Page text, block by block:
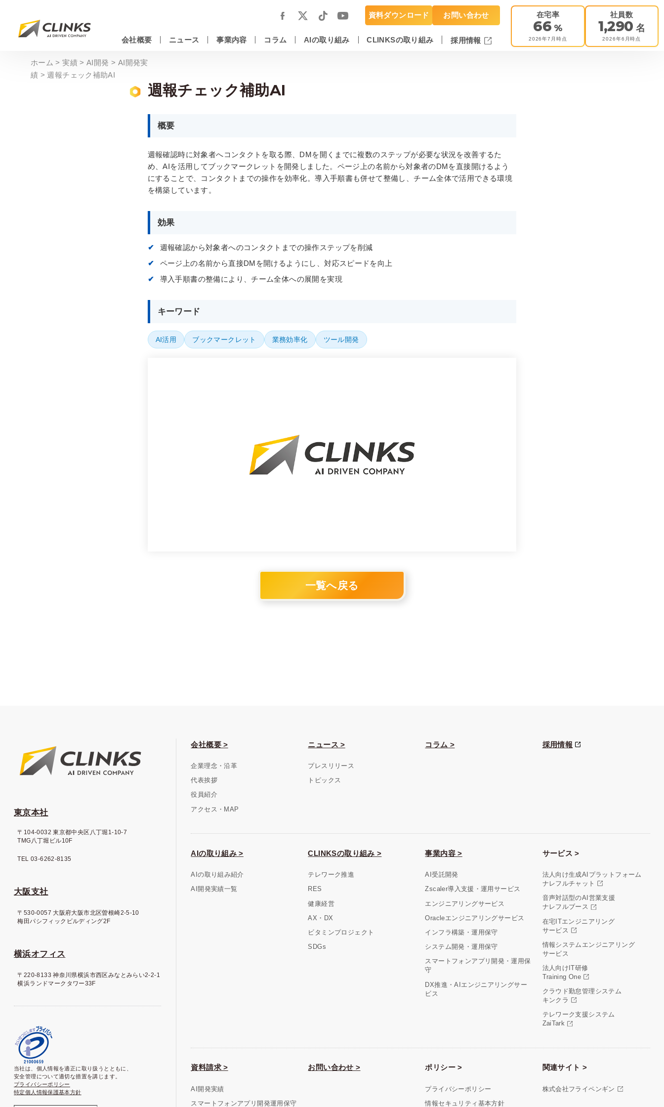
資料ダウンロード お問い合わせ
会社概要 ニュース 事業内容 コラム AIの取り組み CLINKSの取り組み 採用情報
在宅率
66 %
2026年7月時点
社員数
1,290 名
2026年6月時点
ホーム >実績>AI開発 > AI開発実
績 >週報チェック補助AI
週報チェック補助AI
概要
週報確認時に対象者へコンタクトを取る際、DMを開くまでに複数のステップが必要な状況を改善するた
め、AIを活用してブックマークレットを開発しました。ページ上の名前から対象者のDMを直接開けるよう
にすることで、コンタクトまでの操作を効率化。導入手順書も併せて整備し、チーム全体で活用できる環境
を構築しています。
効果
週報確認から対象者へのコンタクトまでの操作ステップを削減
ページ上の名前から直接DMを開けるようにし、対応スピードを向上
導入手順書の整備により、チーム全体への展開を実現
キーワード
AI活用 ブックマークレット 業務効率化 ツール開発
一覧へ戻る
東京本社
〒104-0032 東京都中央区八丁堀1-10-7
TMG八丁堀ビル10F
TEL 03-6262-8135
大阪支社
〒530-0057 大阪府大阪市北区曽根崎2-5-10
梅田パシフィックビルディング2F
横浜オフィス
〒220-8133 神奈川県横浜市西区みなとみらい2-2-1
横浜ランドマークタワー33F
当社は、個人情報を適正に取り扱うとともに、
安全管理について適切な措置を講じます。
プライバシーポリシー
特定個人情報保護基本方針
会社概要 >
企業理念・沿革
代表挨拶
役員紹介
アクセス・MAP
ニュース >
プレスリリース
トピックス
コラム > 採用情報
AIの取り組み >
AIの取り組み紹介
AI開発実績一覧
CLINKSの取り組み >
テレワーク推進
RES
健康経営
AX・DX
ビタミンプロジェクト
SDGs
事業内容 >
AI受託開発
Zscaler導入支援・運用サービス
エンジニアリングサービス
Oracleエンジニアリングサービス
インフラ構築・運用保守
システム開発・運用保守
スマートフォンアプリ開発・運用保
守
DX推進・AIエンジニアリングサー
ビス
サービス >
法人向け生成AIプラットフォーム
ナレフルチャット
音声対話型のAI営業支援
ナレフルブース
在宅ITエンジニアリング
サービス
情報システムエンジニアリング
サービス
法人向けIT研修
Training One
クラウド勤怠管理システム
キンクラ
テレワーク支援システム
ZaiTark
資料請求 >
AI開発実績
スマートフォンアプリ開発運用保守
お問い合わせ > ポリシー >
プライバシーポリシー
情報セキュリティ基本方針
関連サイト >
株式会社フライペンギン